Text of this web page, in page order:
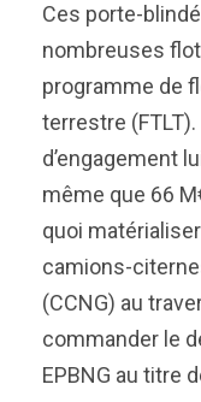
Ces porte-
nombreuses
programme de
terrestre
d’engagement
même que 66
quoi
camions-
(CCNG) au
commander le
EPBNG au titre